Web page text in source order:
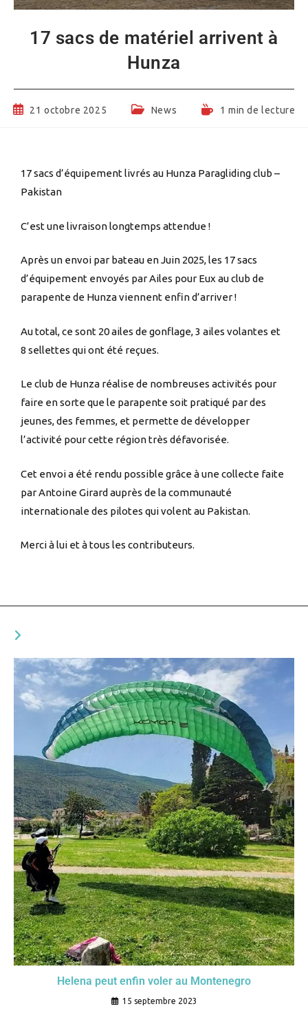
17 sacs de matériel arrivent à
Hunza
21 octobre 2025 News 1 min de lecture
17 sacs d’équipement livrés au Hunza Paragliding club –
Pakistan
C’est une livraison longtemps attendue !
Après un envoi par bateau en Juin 2025, les 17 sacs
d’équipement envoyés par Ailes pour Eux au club de
parapente de Hunza viennent enfin d’arriver !
Au total, ce sont 20 ailes de gonflage, 3 ailes volantes et
8 sellettes qui ont été reçues.
Le club de Hunza réalise de nombreuses activités pour
faire en sorte que le parapente soit pratiqué par des
jeunes, des femmes, et permette de développer
l’activité pour cette région très défavorisée.
Cet envoi a été rendu possible grâce à une collecte faite
par Antoine Girard auprès de la communauté
internationale des pilotes qui volent au Pakistan.
Merci à lui et à tous les contributeurs.
Helena peut enfin voler au Montenegro
15 septembre 2023